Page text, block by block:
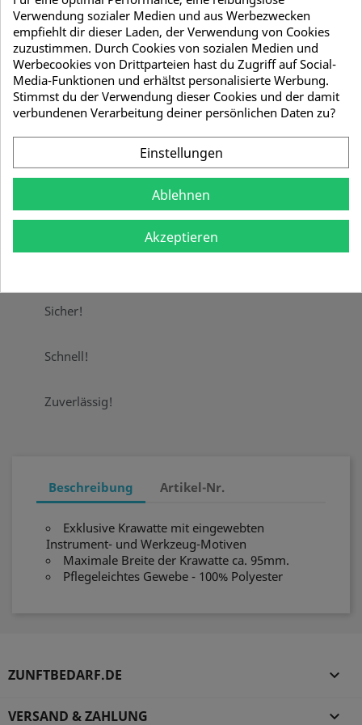
Mengenrabatt
Menge Stückpreis Sie sparen
10 18,09 € 20,23 €
Menge
 IN DEN WARENKORB
Sofort Lieferbar
Teilen
Sicher!
Schnell!
Zuverlässig!
Beschreibung Artikel-Nr.
Exklusive Krawatte mit eingewebten
Instrument- und Werkzeug-Motiven
Maximale Breite der Krawatte ca. 95mm.
Pflegeleichtes Gewebe - 100% Polyester
ZUNFTBEDARF.DE 
VERSAND & ZAHLUNG 
Verwendung sozialer Medien und aus Werbezwecken
empfiehlt dir dieser Laden, der Verwendung von Cookies
zuzustimmen. Durch Cookies von sozialen Medien und
Werbecookies von Drittparteien hast du Zugriff auf Social-
Media-Funktionen und erhältst personalisierte Werbung.
Stimmst du der Verwendung dieser Cookies und der damit
verbundenen Verarbeitung deiner persönlichen Daten zu?
Einstellungen
Ablehnen
Akzeptieren